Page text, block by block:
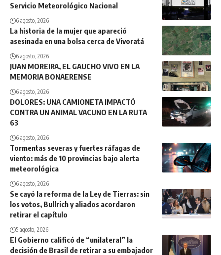
Servicio Meteorológico Nacional
6 agosto, 2026
La historia de la mujer que apareció
asesinada en una bolsa cerca de Vivoratá
6 agosto, 2026
JUAN MOREIRA, EL GAUCHO VIVO EN LA
MEMORIA BONAERENSE
6 agosto, 2026
DOLORES: UNA CAMIONETA IMPACTÓ
CONTRA UN ANIMAL VACUNO EN LA RUTA
63
6 agosto, 2026
Tormentas severas y fuertes ráfagas de
viento: más de 10 provincias bajo alerta
meteorológica
6 agosto, 2026
Se cayó la reforma de la Ley de Tierras: sin
los votos, Bullrich y aliados acordaron
retirar el capítulo
5 agosto, 2026
El Gobierno calificó de “unilateral” la
decisión de Brasil de retirar a su embajador